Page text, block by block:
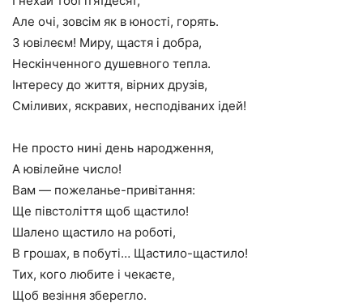
Але очі, зовсім як в юності, горять.
З ювілеєм! Миру, щастя і добра,
Нескінченного душевного тепла.
Інтересу до життя, вірних друзів,
Сміливих, яскравих, несподіваних ідей!
Не просто нині день народження,
А ювілейне число!
Вам — пожеланье-привітання:
Ще півстоліття щоб щастило!
Шалено щастило на роботі,
В грошах, в побуті… Щастило-щастило!
Тих, кого любите і чекаєте,
Щоб везіння зберегло.